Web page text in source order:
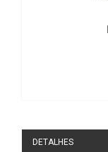
DETALHES